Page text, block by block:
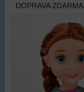
DOPRAVA ZDARMA